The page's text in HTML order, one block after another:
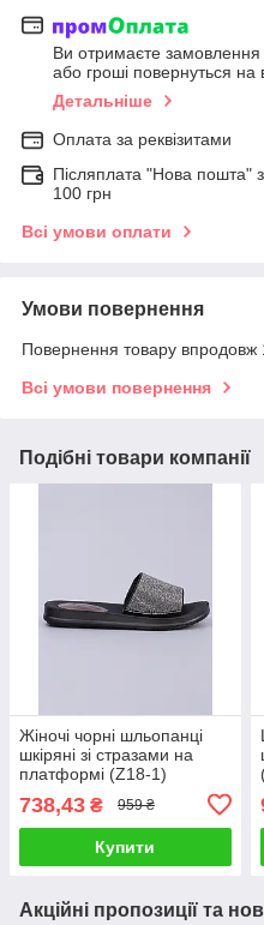
Ви отримаєте замовлення
або гроші повернуться на
Детальніше
Оплата за реквізитами
Післяплата "Нова пошта"
100 грн
Всі умови оплати
Умови повернення
Повернення товару впродовж
Всі умови повернення
Подібні товари компанії
Жіночі чорні шльопанці
шкіряні зі стразами на
платформі (Z18-1)
738,43 ₴ 959 ₴
Купити
Акційні пропозиції та